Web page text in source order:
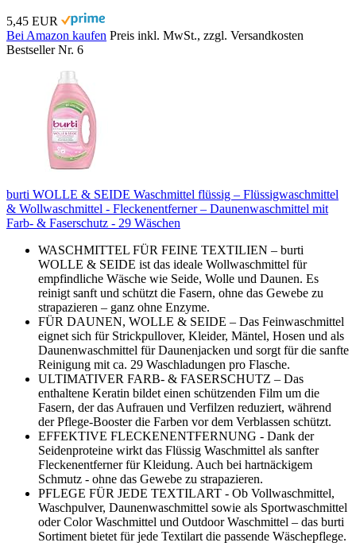
5,45 EUR
Bei Amazon kaufen Preis inkl. MwSt., zzgl. Versandkosten
Bestseller Nr. 6
burti WOLLE & SEIDE Waschmittel flüssig – Flüssigwaschmittel
& Wollwaschmittel - Fleckenentferner – Daunenwaschmittel mit
Farb- & Faserschutz - 29 Wäschen
WASCHMITTEL FÜR FEINE TEXTILIEN – burti
WOLLE & SEIDE ist das ideale Wollwaschmittel für
empfindliche Wäsche wie Seide, Wolle und Daunen. Es
reinigt sanft und schützt die Fasern, ohne das Gewebe zu
strapazieren – ganz ohne Enzyme.
FÜR DAUNEN, WOLLE & SEIDE – Das Feinwaschmittel
eignet sich für Strickpullover, Kleider, Mäntel, Hosen und als
Daunenwaschmittel für Daunenjacken und sorgt für die sanfte
Reinigung mit ca. 29 Waschladungen pro Flasche.
ULTIMATIVER FARB- & FASERSCHUTZ – Das
enthaltene Keratin bildet einen schützenden Film um die
Fasern, der das Aufrauen und Verfilzen reduziert, während
der Pflege-Booster die Farben vor dem Verblassen schützt.
EFFEKTIVE FLECKENENTFERNUNG - Dank der
Seidenproteine wirkt das Flüssig Waschmittel als sanfter
Fleckenentferner für Kleidung. Auch bei hartnäckigem
Schmutz - ohne das Gewebe zu strapazieren.
PFLEGE FÜR JEDE TEXTILART - Ob Vollwaschmittel,
Waschpulver, Daunenwaschmittel sowie als Sportwaschmittel
oder Color Waschmittel und Outdoor Waschmittel – das burti
Sortiment bietet für jede Textilart die passende Wäschepflege.